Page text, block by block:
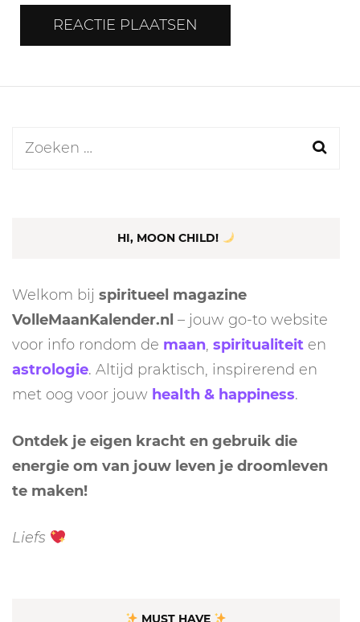
Zoeken
HI, MOON CHILD!
Welkom bij spiritueel magazine
VolleMaanKalender.nl – jouw go-to website
voor info rondom de maan, spiritualiteit en
astrologie. Altijd praktisch, inspirerend en
met oog voor jouw health & happiness.
Ontdek je eigen kracht en gebruik die
energie om van jouw leven je droomleven
te maken!
Liefs
MUST HAVE